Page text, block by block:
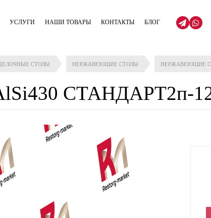
УСЛУГИ НАШИ ТОВАРЫ КОНТАКТЫ БЛОГ
СТОЛЫ НЕРЖАВЕЮЩИЕ СТОЛЫ НЕРЖАВЕЮЩИЕ
СТАНДАРТ2п-